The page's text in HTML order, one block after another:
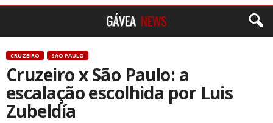
CRUZEIRO SÃO PAULO
Cruzeiro x São Paulo: a
escalação escolhida por Luis
Zubeldía